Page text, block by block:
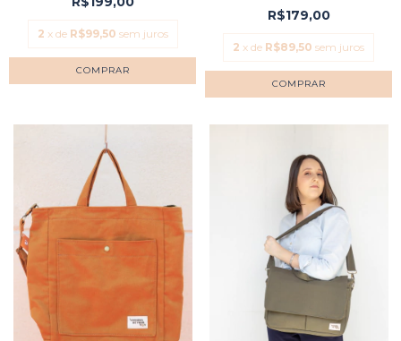
2 x de R$99,50 sem juros
R$179,00
2 x de R$89,50 sem juros